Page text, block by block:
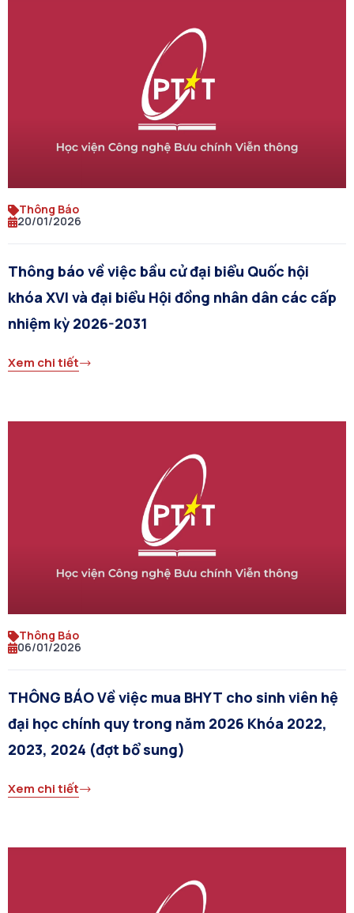
Thông Báo
20/01/2026
Thông báo về việc bầu cử đại biểu Quốc hội
khóa XVI và đại biểu Hội đồng nhân dân các cấp
nhiệm kỳ 2026-2031
Xem chi tiết
Thông Báo
06/01/2026
THÔNG BÁO Về việc mua BHYT cho sinh viên hệ
đại học chính quy trong năm 2026 Khóa 2022,
2023, 2024 (đợt bổ sung)
Xem chi tiết